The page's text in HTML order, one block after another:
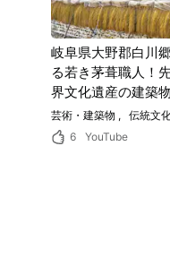
岐阜県大野郡白川
る若き茅葺職人！
界文化遺産の建築
って作られる。
芸術・建築物
伝統文
6
YouTube